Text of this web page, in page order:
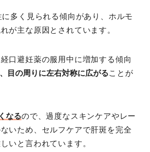
多く見られる傾向があり、ホルモ
が主な原因とされています。
口避妊薬の服用中に増加する傾向
目の周りに左右対称に広がることが
なるので、過度なスキンケアやレー
いため、セルフケアで肝斑を完全
いと言われています。